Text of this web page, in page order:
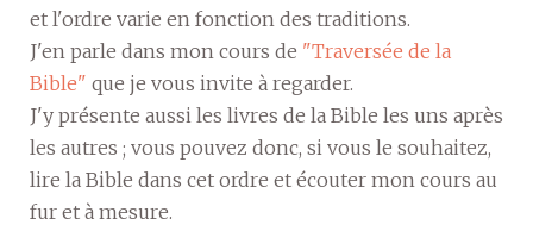
et l'ordre varie en fonction des traditions.
J'en parle dans mon cours de "Traversée de la
Bible" que je vous invite à regarder.
J'y présente aussi les livres de la Bible les uns après
les autres ; vous pouvez donc, si vous le souhaitez,
lire la Bible dans cet ordre et écouter mon cours au
fur et à mesure.